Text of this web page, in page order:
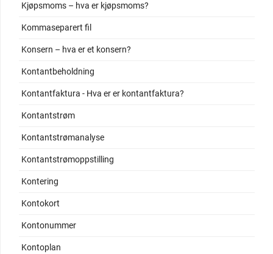
Kjøpsmoms – hva er kjøpsmoms?
Kommaseparert fil
Konsern – hva er et konsern?
Kontantbeholdning
Kontantfaktura - Hva er er kontantfaktura?
Kontantstrøm
Kontantstrømanalyse
Kontantstrømoppstilling
Kontering
Kontokort
Kontonummer
Kontoplan